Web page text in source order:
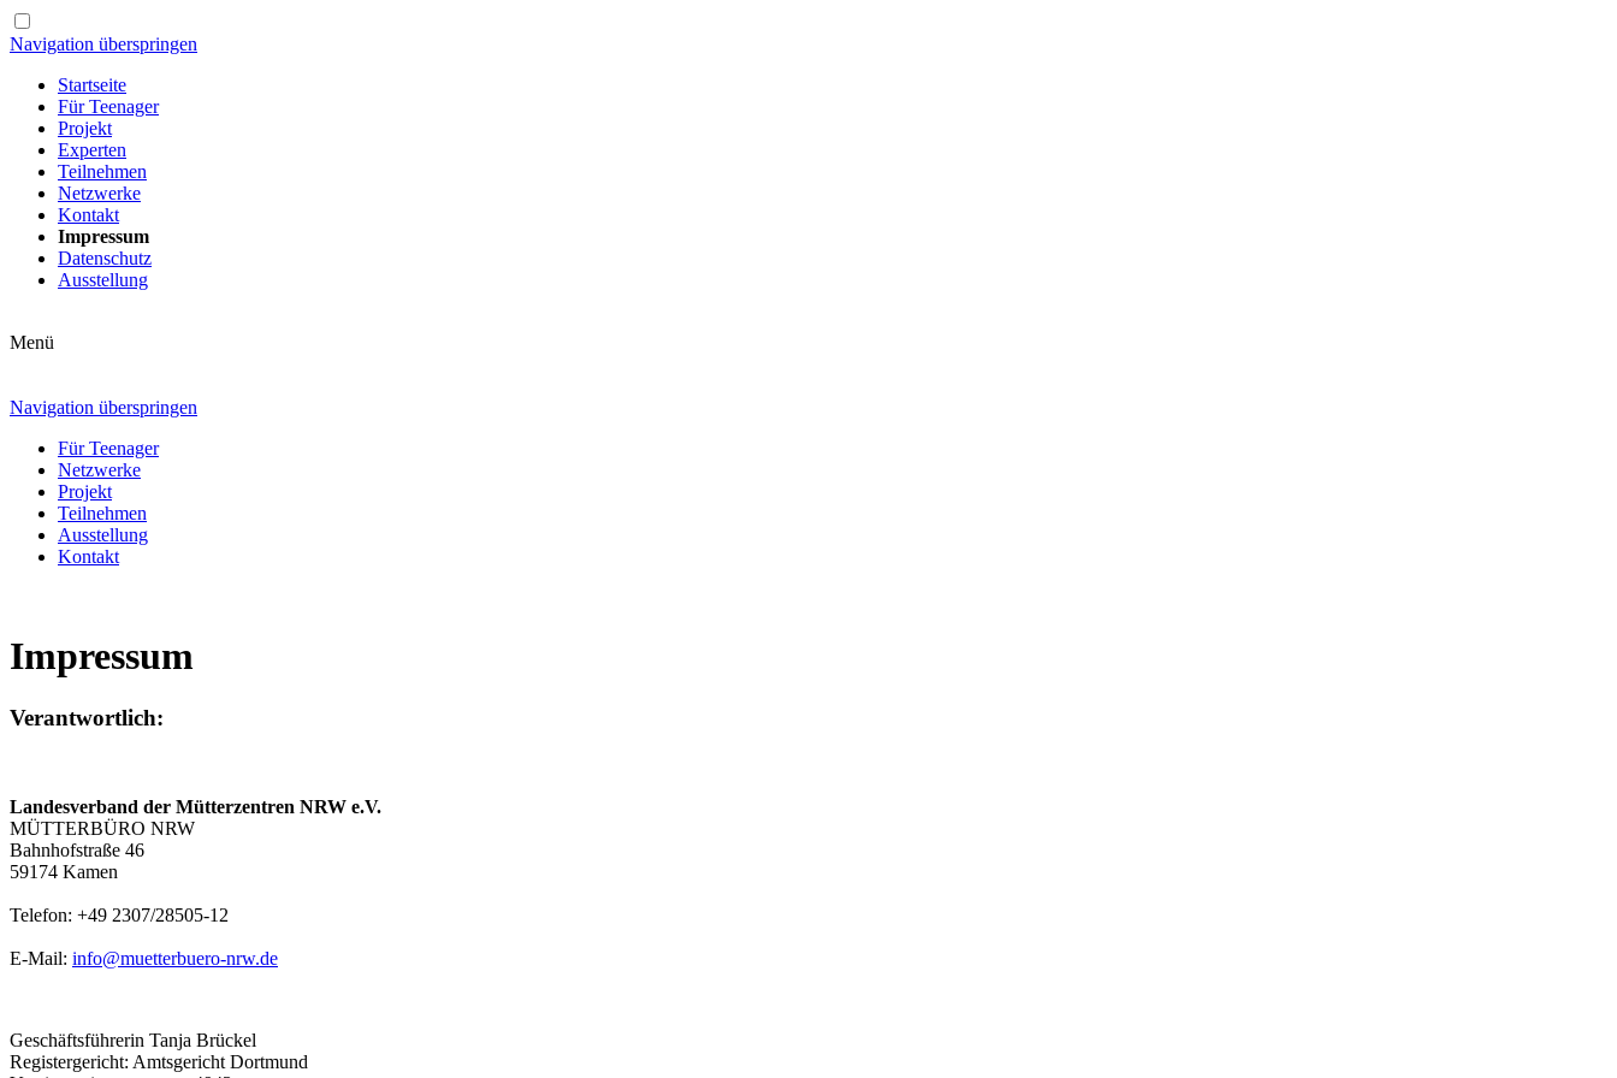
Navigation überspringen
Startseite
Für Teenager
Projekt
Experten
Teilnehmen
Netzwerke
Kontakt
Impressum
Datenschutz
Ausstellung
Menü
Navigation überspringen
Für Teenager
Netzwerke
Projekt
Teilnehmen
Ausstellung
Kontakt
Impressum
Verantwortlich:
Landesverband der Mütterzentren NRW e.V.
MÜTTERBÜRO NRW
Bahnhofstraße 46
59174 Kamen
Telefon: +49 2307/28505-12
E-Mail: info@muetterbuero-nrw.de
Geschäftsführerin Tanja Brückel
Registergericht: Amtsgericht Dortmund